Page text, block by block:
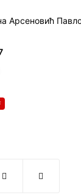
Арсеновић